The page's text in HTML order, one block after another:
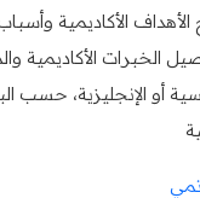
الأكاديمية
الخبرات الأكاديمية
أو الإنجليزية، حسب